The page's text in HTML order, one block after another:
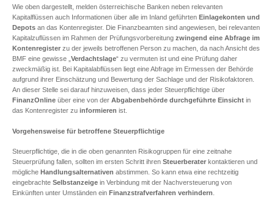
Wie oben dargestellt, melden österreichische Banken neben relevanten
Kapitalflüssen auch Informationen über alle im Inland geführten Einlagekonten und
Depots an das Kontenregister. Die Finanzbeamten sind angewiesen, bei relevanten
Kapitalzuflüssen im Rahmen der Prüfungsvorbereitung zwingend eine Abfrage im
Kontenregister zu der jeweils betroffenen Person zu machen, da nach Ansicht des
BMF eine gewisse „ Verdachtslage“ zu vermuten ist und eine Prüfung daher
zweckmäßig ist. Bei Kapitalabflüssen liegt eine Abfrage im Ermessen der Behörde
aufgrund ihrer Einschätzung und Bewertung der Sachlage und der Risikofaktoren.
An dieser Stelle sei darauf hinzuweisen, dass jeder Steuerpflichtige über
FinanzOnline über eine von der Abgabenbehörde durchgeführte Einsicht in
das Kontenregister zu informieren ist.
Vorgehensweise für betroffene Steuerpflichtige
Steuerpflichtige, die in die oben genannten Risikogruppen für eine zeitnahe
Steuerprüfung fallen, sollten im ersten Schritt ihren Steuerberater kontaktieren und
mögliche Handlungsalternativen abstimmen. So kann etwa eine rechtzeitig
eingebrachte Selbstanzeige in Verbindung mit der Nachversteuerung von
Einkünften unter Umständen ein Finanzstrafverfahren verhindern